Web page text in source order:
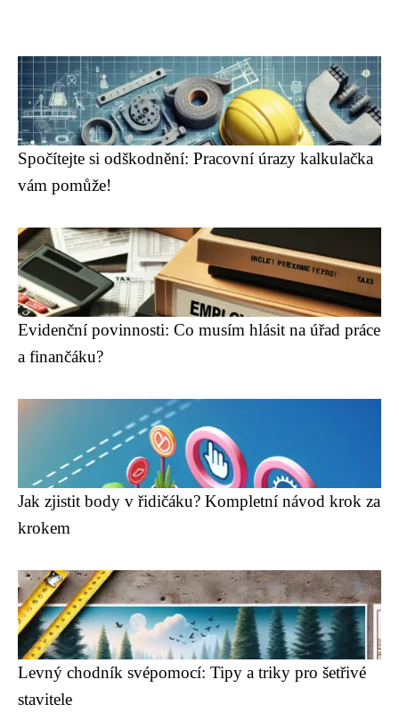
Spočítejte si odškodnění: Pracovní úrazy kalkulačka
vám pomůže!
Evidenční povinnosti: Co musím hlásit na úřad práce
a finančáku?
Jak zjistit body v řidičáku? Kompletní návod krok za
krokem
Levný chodník svépomocí: Tipy a triky pro šetřivé
stavitele